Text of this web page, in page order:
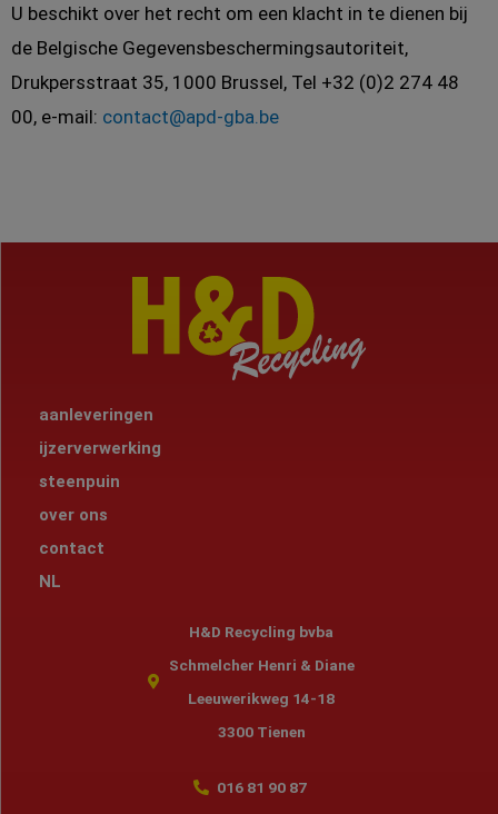
U beschikt over het recht om een klacht in te dienen bij
de Belgische Gegevensbeschermingsautoriteit,
Drukpersstraat 35, 1000 Brussel, Tel +32 (0)2 274 48
00, e-mail: contact@apd-gba.be
aanleveringen
ijzerverwerking
steenpuin
over ons
contact
NL
H&D Recycling bvba
Schmelcher Henri & Diane
Leeuwerikweg 14-18
3300 Tienen
016 81 90 87